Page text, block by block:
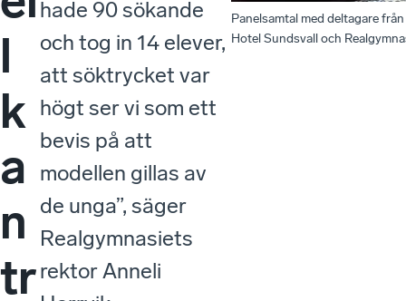
l
k
a
n
tr
hade 90 sökande
och tog in 14 elever,
att söktrycket var
högt ser vi som ett
bevis på att
modellen gillas av
de unga”, säger
Realgymnasiets
rektor Anneli
Panelsamtal med deltagare
Hotel Sundsvall och